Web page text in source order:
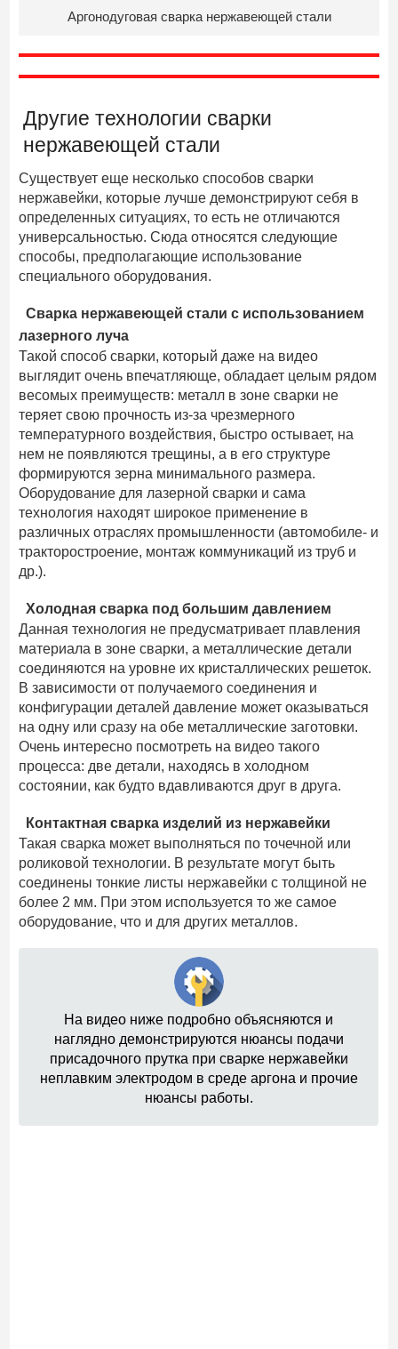
Аргонодуговая сварка нержавеющей стали
Другие технологии сварки
нержавеющей стали
Существует еще несколько способов сварки
нержавейки, которые лучше демонстрируют себя в
определенных ситуациях, то есть не отличаются
универсальностью. Сюда относятся следующие
способы, предполагающие использование
специального оборудования.
Сварка нержавеющей стали с использованием
лазерного луча
Такой способ сварки, который даже на видео
выглядит очень впечатляюще, обладает целым рядом
весомых преимуществ: металл в зоне сварки не
теряет свою прочность из-за чрезмерного
температурного воздействия, быстро остывает, на
нем не появляются трещины, а в его структуре
формируются зерна минимального размера.
Оборудование для лазерной сварки и сама
технология находят широкое применение в
различных отраслях промышленности (автомобиле- и
тракторостроение, монтаж коммуникаций из труб и
др.).
Холодная сварка под большим давлением
Данная технология не предусматривает плавления
материала в зоне сварки, а металлические детали
соединяются на уровне их кристаллических решеток.
В зависимости от получаемого соединения и
конфигурации деталей давление может оказываться
на одну или сразу на обе металлические заготовки.
Очень интересно посмотреть на видео такого
процесса: две детали, находясь в холодном
состоянии, как будто вдавливаются друг в друга.
Контактная сварка изделий из нержавейки
Такая сварка может выполняться по точечной или
роликовой технологии. В результате могут быть
соединены тонкие листы нержавейки с толщиной не
более 2 мм. При этом используется то же самое
оборудование, что и для других металлов.
На видео ниже подробно объясняются и
наглядно демонстрируются нюансы подачи
присадочного прутка при сварке нержавейки
неплавким электродом в среде аргона и прочие
нюансы работы.